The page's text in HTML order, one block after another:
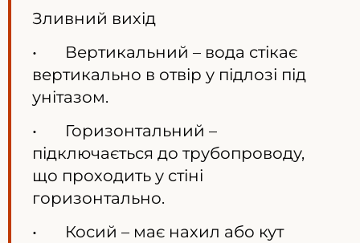
Зливний вихід
• Вертикальний – вода стікає
вертикально в отвір у підлозі під
унітазом.
• Горизонтальний –
підключається до трубопроводу,
що проходить у стіні
горизонтально.
• Косий – має нахил або кут